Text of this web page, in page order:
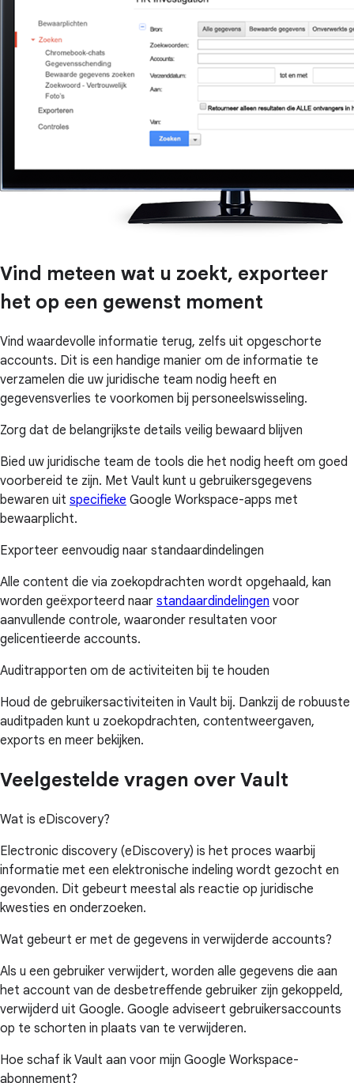
Vind meteen wat u zoekt, exporteer
het op een gewenst moment
Vind waardevolle informatie terug, zelfs uit opgeschorte
accounts. Dit is een handige manier om de informatie te
verzamelen die uw juridische team nodig heeft en
gegevensverlies te voorkomen bij personeelswisseling.
Zorg dat de belangrijkste details veilig bewaard blijven
Bied uw juridische team de tools die het nodig heeft om goed
voorbereid te zijn. Met Vault kunt u gebruikersgegevens
bewaren uit specifieke Google Workspace-apps met
bewaarplicht.
Exporteer eenvoudig naar standaardindelingen
Alle content die via zoekopdrachten wordt opgehaald, kan
worden geëxporteerd naar standaardindelingen voor
aanvullende controle, waaronder resultaten voor
gelicentieerde accounts.
Auditrapporten om de activiteiten bij te houden
Houd de gebruikersactiviteiten in Vault bij. Dankzij de robuuste
auditpaden kunt u zoekopdrachten, contentweergaven,
exports en meer bekijken.
Veelgestelde vragen over Vault
Wat is eDiscovery?
Electronic discovery (eDiscovery) is het proces waarbij
informatie met een elektronische indeling wordt gezocht en
gevonden. Dit gebeurt meestal als reactie op juridische
kwesties en onderzoeken.
Wat gebeurt er met de gegevens in verwijderde accounts?
Als u een gebruiker verwijdert, worden alle gegevens die aan
het account van de desbetreffende gebruiker zijn gekoppeld,
verwijderd uit Google. Google adviseert gebruikersaccounts
op te schorten in plaats van te verwijderen.
Hoe schaf ik Vault aan voor mijn Google Workspace-
abonnement?